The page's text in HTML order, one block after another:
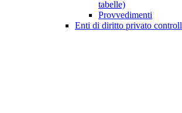
tabelle)
Provvedimenti
Enti di diritto privato